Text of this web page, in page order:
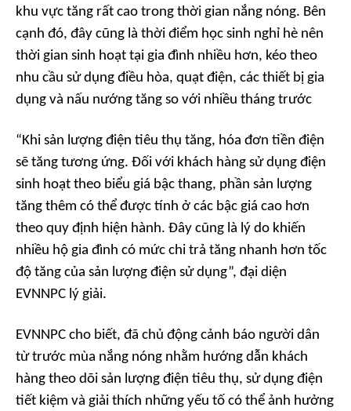
khu vực tăng rất cao trong thời gian nắng nóng. Bên
cạnh đó, đây cũng là thời điểm học sinh nghỉ hè nên
thời gian sinh hoạt tại gia đình nhiều hơn, kéo theo
nhu cầu sử dụng điều hòa, quạt điện, các thiết bị gia
dụng và nấu nướng tăng so với nhiều tháng trước
“Khi sản lượng điện tiêu thụ tăng, hóa đơn tiền điện
sẽ tăng tương ứng. Đối với khách hàng sử dụng điện
sinh hoạt theo biểu giá bậc thang, phần sản lượng
tăng thêm có thể được tính ở các bậc giá cao hơn
theo quy định hiện hành. Đây cũng là lý do khiến
nhiều hộ gia đình có mức chi trả tăng nhanh hơn tốc
độ tăng của sản lượng điện sử dụng”, đại diện
EVNNPC lý giải.
EVNNPC cho biết, đã chủ động cảnh báo người dân
từ trước mùa nắng nóng nhằm hướng dẫn khách
hàng theo dõi sản lượng điện tiêu thụ, sử dụng điện
tiết kiệm và giải thích những yếu tố có thể ảnh hưởng